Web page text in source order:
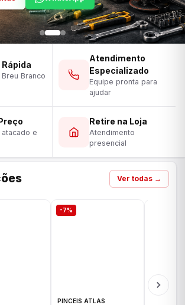
Branco
Atendimento
Especializado
Equipe pronta para
ajudar
e
Retire na Loja
Atendimento
presencial
Ver todas →
-7%
PINCEIS ATLAS